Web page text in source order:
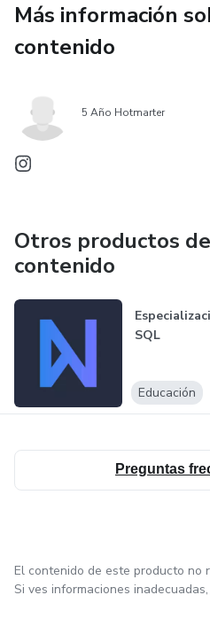
Más información
contenido
5 Año Hotmarter
Otros productos
contenido
SQL
Educación
Preguntas
El contenido de este producto no
Si ves informaciones inadecuadas,